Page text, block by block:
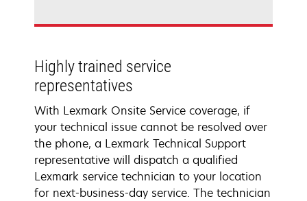
Highly trained service
representatives
With Lexmark Onsite Service coverage, if
your technical issue cannot be resolved over
the phone, a Lexmark Technical Support
representative will dispatch a qualified
Lexmark service technician to your location
for next-business-day service. The technician